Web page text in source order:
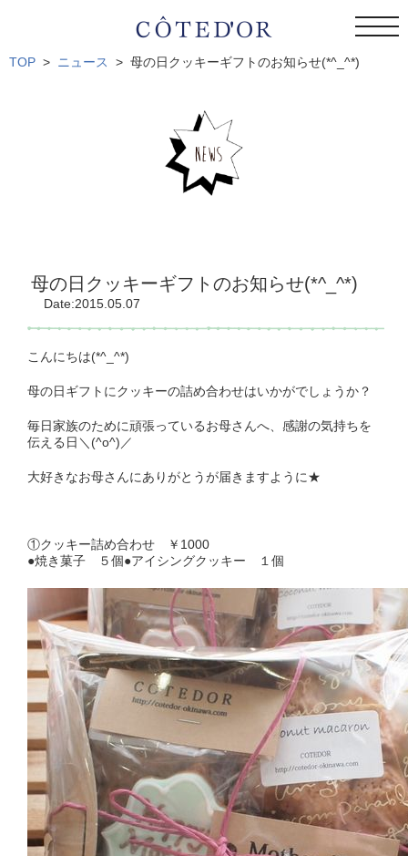
TOP ニュース 母の日クッキーギフトのお知らせ(*^_^*)
母の日クッキーギフトのお知らせ(*^_^*)
Date:2015.05.07
こんにちは(*^_^*)
母の日ギフトにクッキーの詰め合わせはいかがでしょうか？
毎日家族のために頑張っているお母さんへ、感謝の気持ちを
伝える日＼(^o^)／
大好きなお母さんにありがとうが届きますように★
①クッキー詰め合わせ ￥1000
●焼き菓子 ５個●アイシングクッキー １個